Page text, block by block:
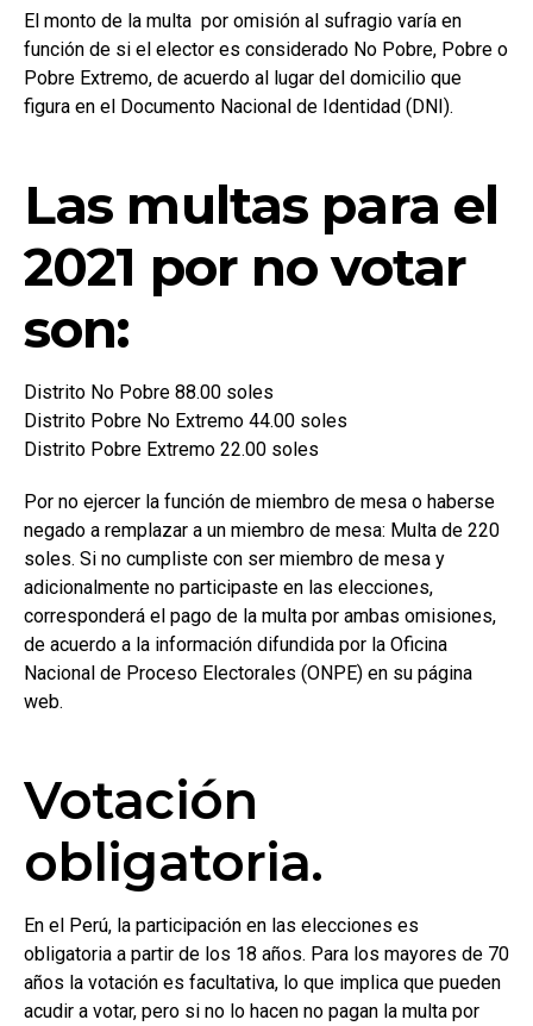
El monto de la multa por omisión al sufragio varía en
función de si el elector es considerado No Pobre, Pobre o
Pobre Extremo, de acuerdo al lugar del domicilio que
figura en el Documento Nacional de Identidad (DNI).
Las multas para el
2021 por no votar
son:
Distrito No Pobre 88.00 soles
Distrito Pobre No Extremo 44.00 soles
Distrito Pobre Extremo 22.00 soles
Por no ejercer la función de miembro de mesa o haberse
negado a remplazar a un miembro de mesa: Multa de 220
soles. Si no cumpliste con ser miembro de mesa y
adicionalmente no participaste en las elecciones,
corresponderá el pago de la multa por ambas omisiones,
de acuerdo a la información difundida por la Oficina
Nacional de Proceso Electorales (ONPE) en su página
web.
Votación
obligatoria.
En el Perú, la participación en las elecciones es
obligatoria a partir de los 18 años. Para los mayores de 70
años la votación es facultativa, lo que implica que pueden
acudir a votar, pero si no lo hacen no pagan la multa por